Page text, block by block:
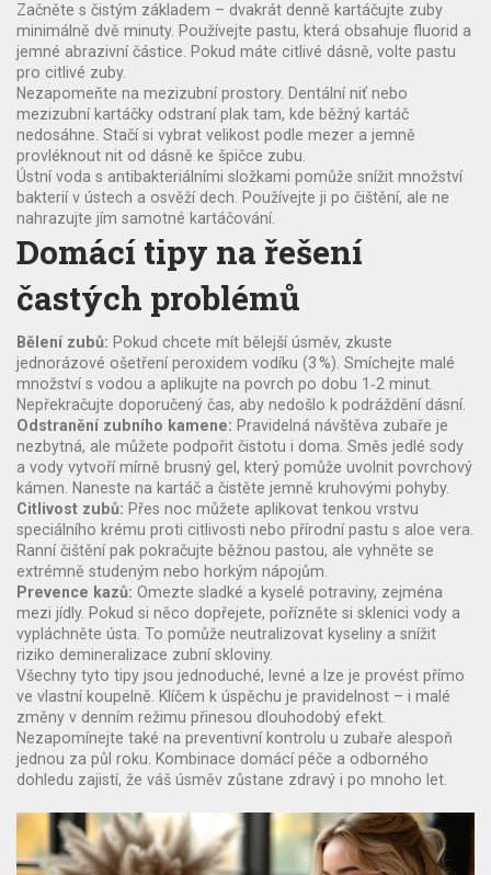
Začněte s čistým základem – dvakrát denně kartáčujte zuby
minimálně dvě minuty. Používejte pastu, která obsahuje fluorid a
jemné abrazivní částice. Pokud máte citlivé dásně, volte pastu
pro citlivé zuby.
Nezapomeňte na mezizubní prostory. Dentální niť nebo
mezizubní kartáčky odstraní plak tam, kde běžný kartáč
nedosáhne. Stačí si vybrat velikost podle mezer a jemně
provléknout nit od dásně ke špičce zubu.
Ústní voda s antibakteriálními složkami pomůže snížit množství
bakterií v ústech a osvěží dech. Používejte ji po čištění, ale ne
nahrazujte jím samotné kartáčování.
Domácí tipy na řešení
častých problémů
Bělení zubů: Pokud chcete mít bělejší úsměv, zkuste
jednorázové ošetření peroxidem vodíku (3 %). Smíchejte malé
množství s vodou a aplikujte na povrch po dobu 1‑2 minut.
Nepřekračujte doporučený čas, aby nedošlo k podráždění dásní.
Odstranění zubního kamene: Pravidelná návštěva zubaře je
nezbytná, ale můžete podpořit čistotu i doma. Směs jedlé sody
a vody vytvoří mírně brusný gel, který pomůže uvolnit povrchový
kámen. Naneste na kartáč a čistěte jemně kruhovými pohyby.
Citlivost zubů: Přes noc můžete aplikovat tenkou vrstvu
speciálního krému proti citlivosti nebo přírodní pastu s aloe vera.
Ranní čištění pak pokračujte běžnou pastou, ale vyhněte se
extrémně studeným nebo horkým nápojům.
Prevence kazů: Omezte sladké a kyselé potraviny, zejména
mezi jídly. Pokud si něco dopřejete, pořízněte si sklenici vody a
vypláchněte ústa. To pomůže neutralizovat kyseliny a snížit
riziko demineralizace zubní skloviny.
Všechny tyto tipy jsou jednoduché, levné a lze je provést přímo
ve vlastní koupelně. Klíčem k úspěchu je pravidelnost – i malé
změny v denním režimu přinesou dlouhodobý efekt.
Nezapomínejte také na preventivní kontrolu u zubaře alespoň
jednou za půl roku. Kombinace domácí péče a odborného
dohledu zajistí, že váš úsměv zůstane zdravý i po mnoho let.